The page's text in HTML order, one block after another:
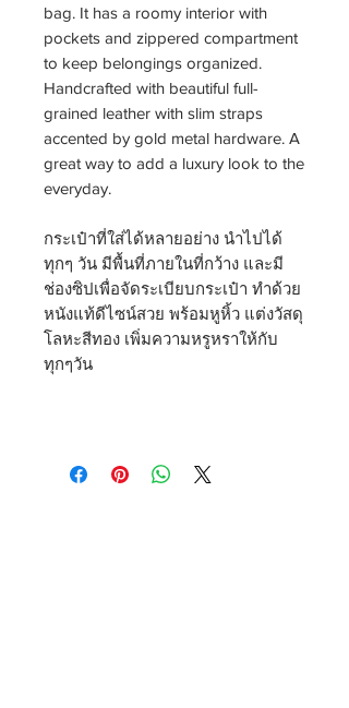
bag. It has a roomy interior with
pockets and zippered compartment
to keep belongings organized.
Handcrafted with beautiful full-
grained leather with slim straps
accented by gold metal hardware. A
great way to add a luxury look to the
everyday.
กระเป๋าที่ใส่ได้หลายอย่าง นำไปได้
ทุกๆ วัน มีพื้นที่ภายในที่กว้าง และมี
ช่องซิปเพื่อจัดระเบียบกระเป๋า ทำด้วย
หนังแท้ดีไซน์สวย พร้อมหูหิ้ว แต่งวัสดุ
โลหะสีทอง เพิ่มความหรูหราให้กับ
ทุกๆวัน